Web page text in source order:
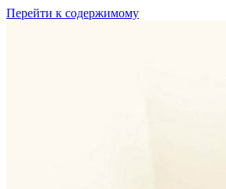
Перейти к содержимому